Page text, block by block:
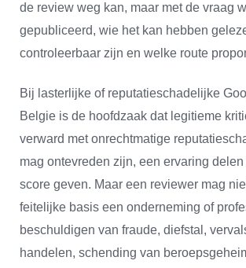
de review weg kan, maar met de vraag
gepubliceerd, wie het kan hebben
controleerbaar zijn en welke route
Bij lasterlijke of reputatieschadelijke
Belgie is de hoofdzaak dat legitieme
verward met onrechtmatige
mag ontevreden zijn, een ervaring
score geven. Maar een reviewer mag
feitelijke basis een onderneming of
beschuldigen van fraude, diefstal,
handelen, schending van